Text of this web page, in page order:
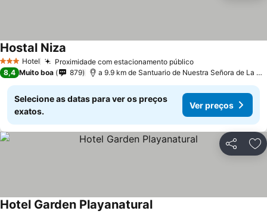
3 EstrelasHotel Proximidade com estacionamento públicoVer preços
Hostal Niza
8,4 Muito boa 879 a 9.9 km de Santuario de Nuestra Señora de La
Selecione as datas para ver os preços
exatos.
Ver preços
Partilhar
Hotel Garden PlayanaturalVer preços